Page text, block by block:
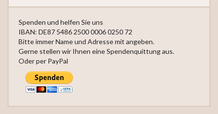
Spenden und helfen Sie uns
IBAN: DE87 5486 2500 0006 0250 72
Bitte immer Name und Adresse mit angeben.
Gerne stellen wir Ihnen eine Spendenquittung aus.
Oder per PayPal